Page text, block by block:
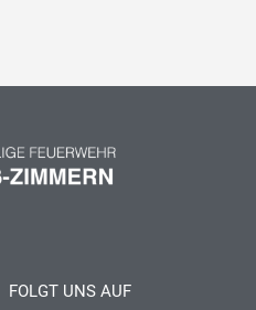
FOLGT UNS AUF